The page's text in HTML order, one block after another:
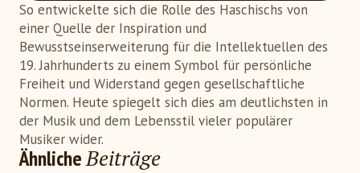
So entwickelte sich die Rolle des Haschischs von
einer Quelle der Inspiration und
Bewusstseinserweiterung für die Intellektuellen des
19. Jahrhunderts zu einem Symbol für persönliche
Freiheit und Widerstand gegen gesellschaftliche
Normen. Heute spiegelt sich dies am deutlichsten in
der Musik und dem Lebensstil vieler populärer
Musiker wider.
ÄhnlicheBeiträge